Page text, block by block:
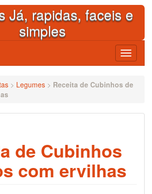
Já, rapidas, faceis e
simples
Toggle
> Legumes > Receita de Cubinhos de
de Cubinhos
com ervilhas